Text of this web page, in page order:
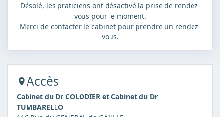
Désolé, les praticiens ont désactivé la prise de rendez-
vous pour le moment.
Merci de contacter le cabinet pour prendre un rendez-
vous.
Accès
Cabinet du Dr COLODIER et Cabinet du Dr
TUMBARELLO